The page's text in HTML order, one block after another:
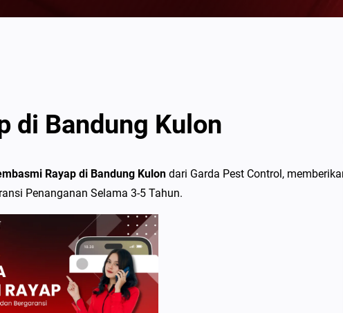
di Bandung Kulon
Rayap di Bandung Kulon dari Garda Pest Control,
Penanganan Selama 3-5 Tahun.